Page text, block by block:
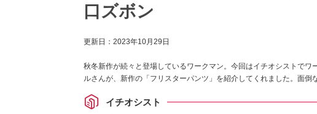
口ズボン
更新日： 2023年10月29日
秋冬新作が続々と登場しているワークマン。今回はイチオシストで
ルさんが、新作の「フリスターパンツ」を紹介してくれました。面倒
イチオシスト